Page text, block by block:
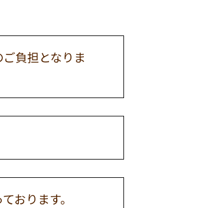
負担となりま
おります。